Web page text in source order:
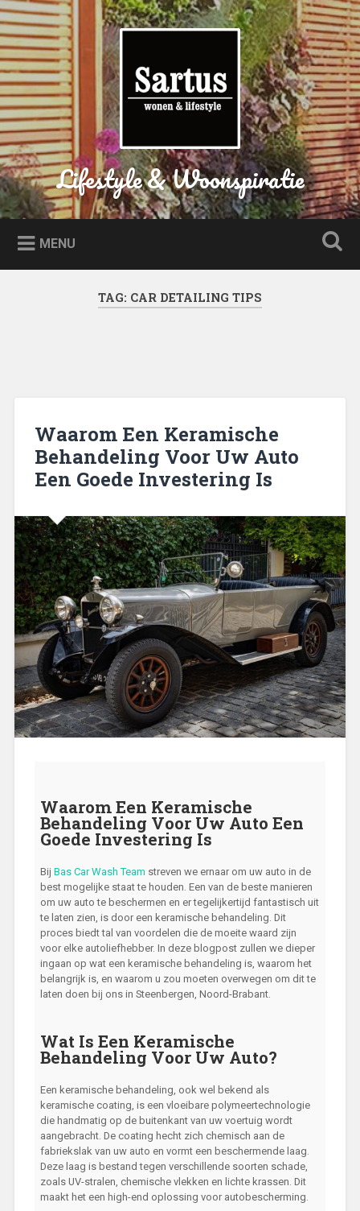
Naar
de
inhoud
springen
Zoeken
Lifestyle & Woonspiratie
MENU
TAG: CAR DETAILING TIPS
Waarom Een Keramische
Behandeling Voor Uw Auto
Een Goede Investering Is
Waarom Een Keramische
Behandeling Voor Uw Auto Een
Goede Investering Is
Bij Bas Car Wash Team streven we ernaar om uw auto in de
best mogelijke staat te houden. Een van de beste manieren
om uw auto te beschermen en er tegelijkertijd fantastisch uit
te laten zien, is door een keramische behandeling. Dit
proces biedt tal van voordelen die de moeite waard zijn
voor elke autoliefhebber. In deze blogpost zullen we dieper
ingaan op wat een keramische behandeling is, waarom het
belangrijk is, en waarom u zou moeten overwegen om dit te
laten doen bij ons in Steenbergen, Noord-Brabant.
Wat Is Een Keramische
Behandeling Voor Uw Auto?
Een keramische behandeling, ook wel bekend als
keramische coating, is een vloeibare polymeertechnologie
die handmatig op de buitenkant van uw voertuig wordt
aangebracht. De coating hecht zich chemisch aan de
fabriekslak van uw auto en vormt een beschermende laag.
Deze laag is bestand tegen verschillende soorten schade,
zoals UV-stralen, chemische vlekken en lichte krassen. Dit
maakt het een high-end oplossing voor autobescherming.